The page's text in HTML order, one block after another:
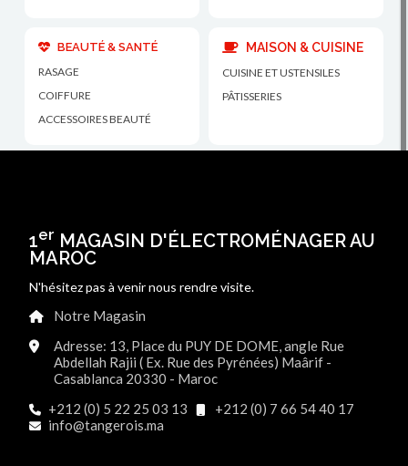
BEAUTÉ & SANTÉ
RASAGE
COIFFURE
ACCESSOIRES BEAUTÉ
MAISON & CUISINE
CUISINE ET USTENSILES
PÂTISSERIES
1er MAGASIN D'ÉLECTROMÉNAGER AU
MAROC
N'hésitez pas à venir nous rendre visite.
Notre Magasin
Adresse: 13, Place du PUY DE DOME, angle Rue
Abdellah Rajii ( Ex. Rue des Pyrénées) Maârif -
Casablanca 20330 - Maroc
+212 (0) 5 22 25 03 13
+212 (0) 7 66 54 40 17
info@tangerois.ma